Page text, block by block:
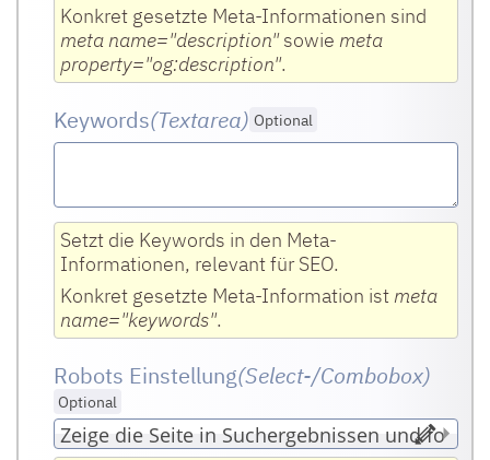
Konkret gesetzte Meta-Informationen sind
meta name="description"sowie meta
property="og:description".
Keywords(Textarea) Optional
Setzt die Keywords in den Meta-
Informationen, relevant für SEO.
Konkret gesetzte Meta-Information ist meta
name="keywords".
Robots Einstellung(Select-/Combobox)
Optional